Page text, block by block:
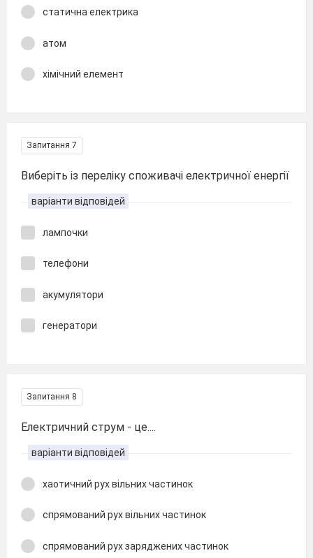
статична електрика
атом
хімічний елемент
Запитання 7
Виберіть із переліку споживачі електричної енергії
варіанти відповідей
лампочки
телефони
акумулятори
генератори
Запитання 8
Електричний струм - це....
варіанти відповідей
хаотичний рух вільних частинок
спрямований рух вільних частинок
спрямований рух заряджених частинок